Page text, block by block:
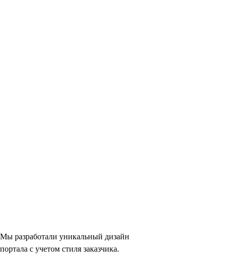
Мы разработали уникальный дизайн
портала с учетом стиля заказчика.